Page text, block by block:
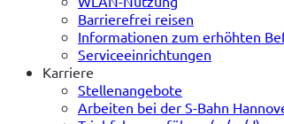
Barrierefrei reisen
Informationen zum erhöhten
Serviceeinrichtungen
Karriere
Stellenangebote
Arbeiten bei der S-Bahn